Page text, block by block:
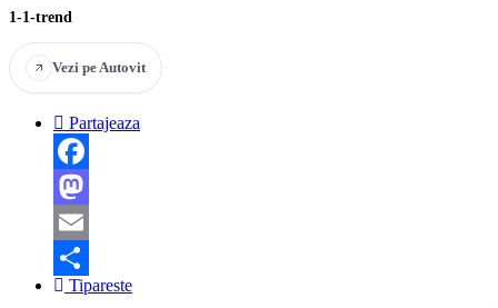
1-1-trend
Vezi pe Autovit
Partajeaza
Facebook
Mastodon
Email
Partajează
Tipareste